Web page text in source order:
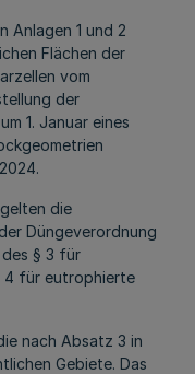
Anlagen 1 und 2
Flächen der
vom
der
1. Januar eines
die
Düngeverordnung
§ 3 für
4 für eutrophierte
nach Absatz 3 in
Gebiete. Das